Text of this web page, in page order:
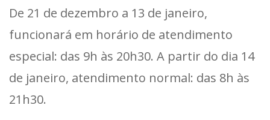
De 21 de dezembro a 13 de janeiro,
funcionará em horário de atendimento
especial: das 9h às 20h30. A partir do dia 14
de janeiro, atendimento normal: das 8h às
21h30.